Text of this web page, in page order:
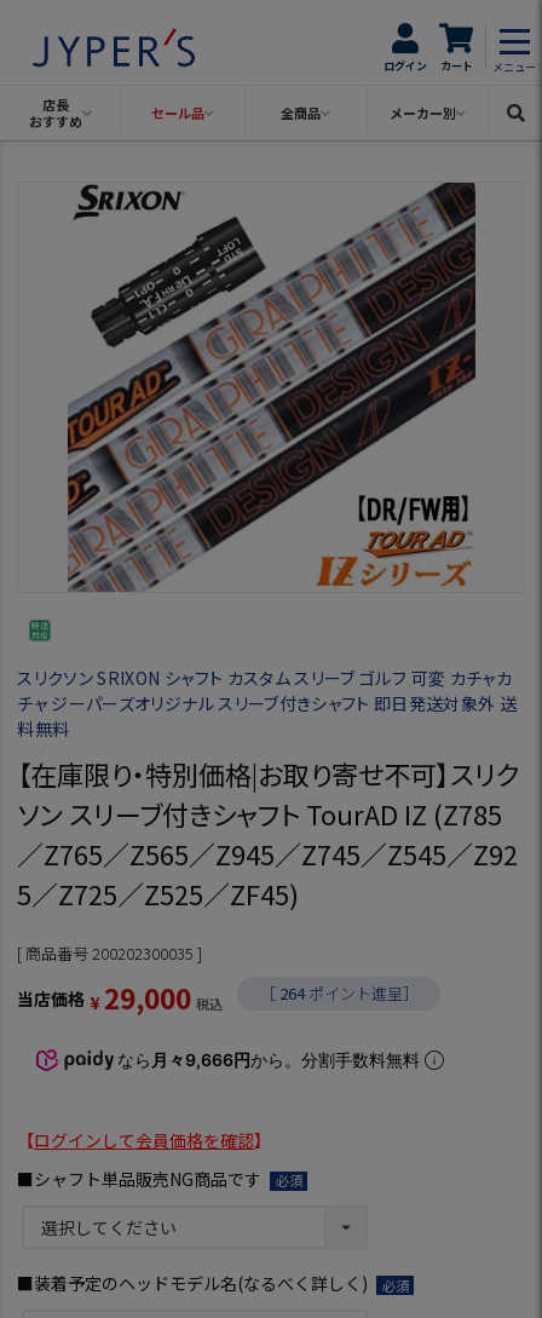
ログイン カート メニュー
店長
おすすめ
セール品 全商品 メーカー別
スリクソン SRIXON シャフト カスタム スリーブ ゴルフ 可変 カチャカ
チャ ジーパーズオリジナル スリーブ付きシャフト 即日発送対象外 送
料無料
【在庫限り・特別価格|お取り寄せ不可】スリク
ソン スリーブ付きシャフト TourAD IZ (Z785
／Z765／Z565／Z945／Z745／Z545／Z92
5／Z725／Z525／ZF45)
商品番号200202300035
当店価格 ¥ 29,000 税込 ［ 264 ポイント進呈］
なら 月々9,666円から。分割手数料無料
【ログインして会員価格を確認】
■シャフト単品販売NG商品です
■装着予定のヘッドモデル名(なるべく詳しく)